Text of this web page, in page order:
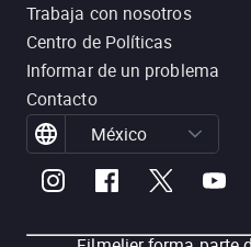
Trabaja con nosotros
Centro de Políticas
Informar de un problema
Contacto
México